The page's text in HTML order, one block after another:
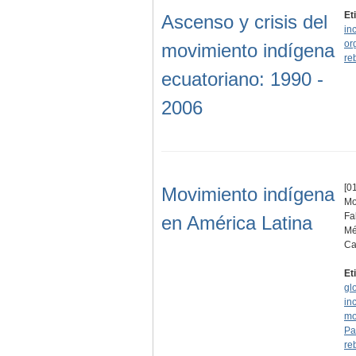
Ascenso y crisis del
movimiento indígena
ecuatoriano: 1990 -
2006
Movimiento indígena
en América Latina